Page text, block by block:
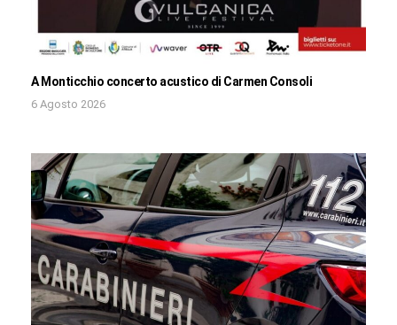
A Monticchio concerto acustico di Carmen Consoli
6 Agosto 2026